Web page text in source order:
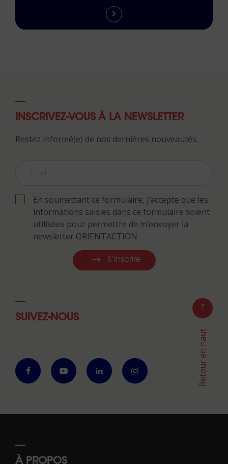
INSCRIVEZ-VOUS À LA NEWSLETTER
Restez informé(e) de nos dernières nouveautés.
En soumettant ce formulaire, j’accepte que les
informations saisies dans ce formulaire soient
utilisées pour permettre de m’envoyer la
newsletter ORIENTACTION
S'inscrire
SUIVEZ-NOUS
Retour en haut
À PROPOS